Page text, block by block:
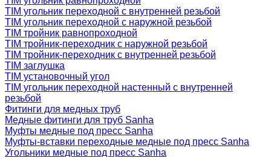
TIM угольник переходной с внутренней резьбой
TIM угольник переходной с наружной резьбой
TIM тройник равнопроходной
TIM тройник-переходник с наружной резьбой
TIM тройник-переходник с внутренней резьбой
TIM заглушка
TIM установочный угол
TIM угольник переходной настенный с внутренней
резьбой
Фитинги для медных труб
Медные фитинги для труб Sanha
Муфты медные под пресс Sanha
Муфты-вставки переходные медные под пресс Sanha
Угольники медные под пресс Sanha